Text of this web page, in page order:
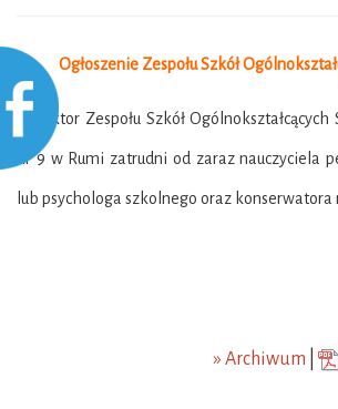
Ogłoszenie Zespołu Szkół
Dyrektor Zespołu Szkół
nr 9 w Rumi zatrudni od zaraz nauczyciela
lub psychologa szkolnego oraz konserwatora
» Archiwum